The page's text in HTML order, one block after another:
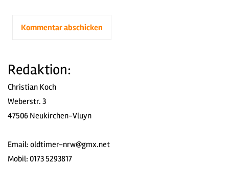
Redaktion:
Christian Koch
Weberstr. 3
47506 Neukirchen-Vluyn
Email: oldtimer-nrw@gmx.net
Mobil: 0173 5293817